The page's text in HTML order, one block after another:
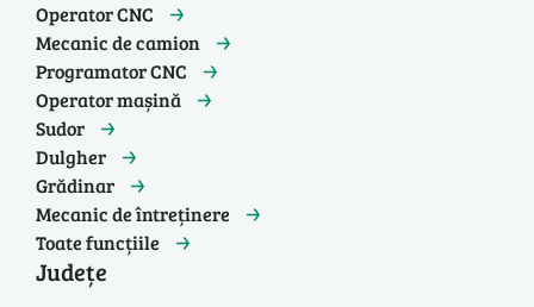
Operator CNC
Mecanic de camion
Programator CNC
Operator mașină
Sudor
Dulgher
Grădinar
Mecanic de întreținere
Toate funcțiile
Județe